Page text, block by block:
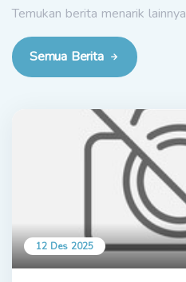
Temukan berita menarik lainnya
Semua Berita
12 Des 2025